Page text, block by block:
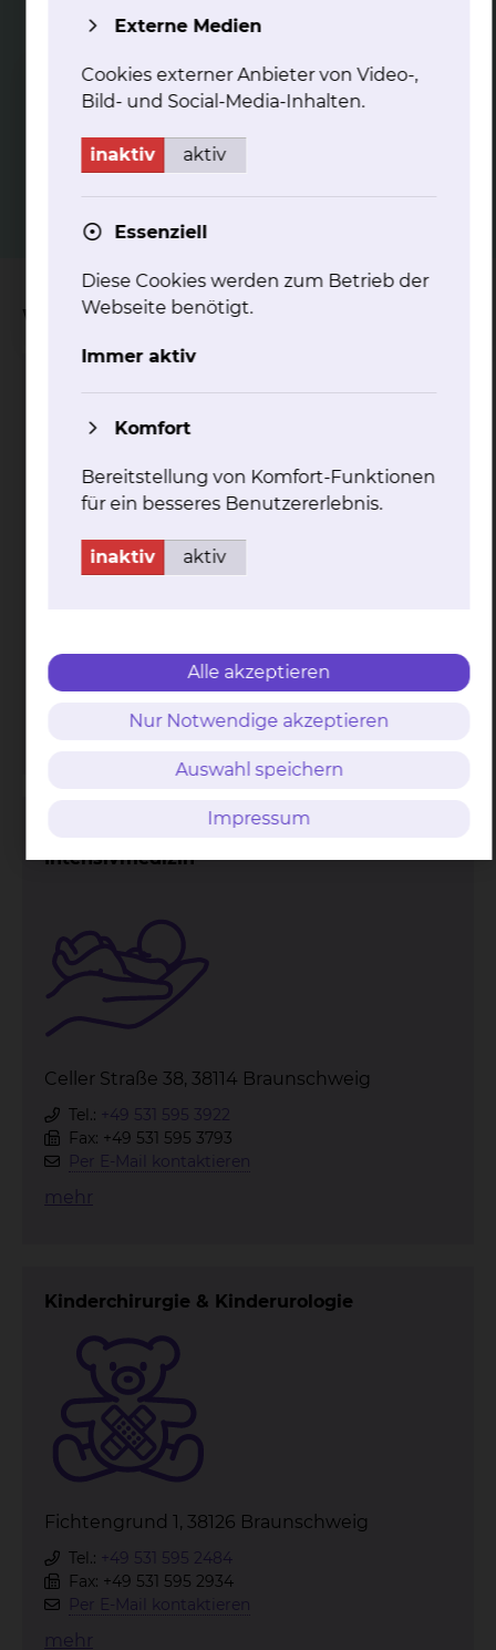
Still­be­ra­tung
Neugeborenes stillen wollen.
mehr
Wichtige Kontakte
Perinatalzentrum
Fax: +49 531 595 3793
Per E-Mail kontaktieren
Neonatologie & Pädiatrische
Intensivmedizin
Celler Straße 38, 38114 Braunschweig
Tel.: +49 531 595 3922
Fax: +49 531 595 3793
Per E-Mail kontaktieren
mehr
Kinderchirurgie & Kinderurologie
Fichtengrund 1, 38126 Braunschweig
Tel.: +49 531 595 2484
Fax: +49 531 595 2934
Per E-Mail kontaktieren
mehr
Externe Medien
Cookies externer Anbieter von Video-,
Bild- und Social-Media-Inhalten.
inaktiv aktiv
Essenziell
Diese Cookies werden zum Betrieb der
Webseite benötigt.
Immer aktiv
Komfort
Bereitstellung von Komfort-Funktionen
für ein besseres Benutzererlebnis.
inaktiv aktiv
Alle akzeptieren
Nur Notwendige akzeptieren
Auswahl speichern
Impressum